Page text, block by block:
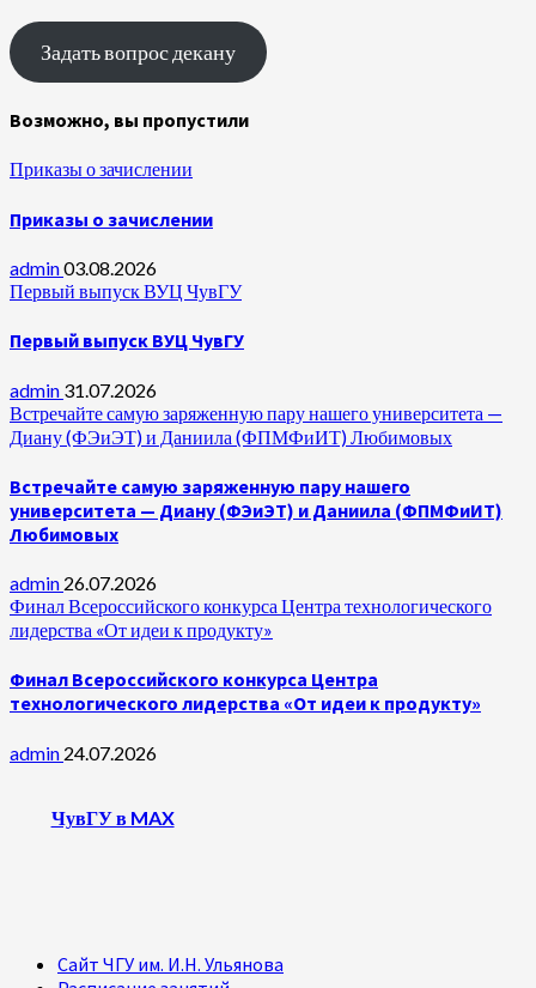
Задать вопрос декану
Возможно, вы пропустили
Приказы о зачислении
Приказы о зачислении
admin03.08.2026
Первый выпуск ВУЦ ЧувГУ
Первый выпуск ВУЦ ЧувГУ
admin 31.07.2026
Встречайте самую заряженную пару нашего университета —
Диану (ФЭиЭТ) и Даниила (ФПМФиИТ) Любимовых
Встречайте самую заряженную пару нашего
университета — Диану (ФЭиЭТ) и Даниила (ФПМФиИТ)
Любимовых
admin 26.07.2026
Финал Всероссийского конкурса Центра технологического
лидерства «От идеи к продукту»
Финал Всероссийского конкурса Центра
технологического лидерства «От идеи к продукту»
admin 24.07.2026
ЧувГУ в MAX
Сайт ЧГУ им. И.Н. Ульянова